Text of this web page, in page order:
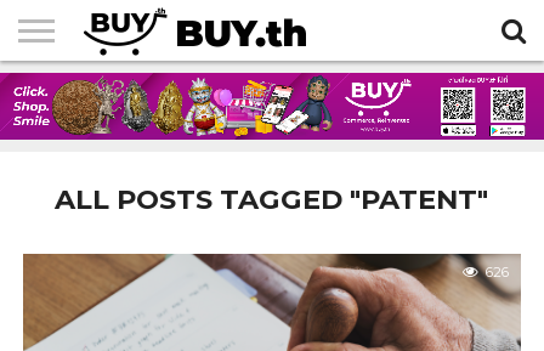
HOME
ARTICLES
ALL POSTS TAGGED "PATENT"
626